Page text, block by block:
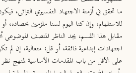
ما تحقق في أزمنة الاجتهاد التفسيري التراثي،
للاستلهام، وإن كنا اليوم لسنا ملزمين بحصاده،
مقابل هذا القسم، يجد الناظر المنصف
اجتهادات إبداعية فائقة، أو قل: متعالية، إن
على الأقل من باب المقدمات الأساسية لمنهج نظر